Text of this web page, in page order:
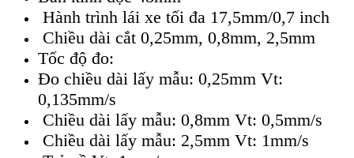
Hành trình lái xe tối đa 17,5mm/0,7 inch
Chiều dài cắt 0,25mm, 0,8mm, 2,5mm
Tốc độ đo:
Đo chiều dài lấy mẫu: 0,25mm Vt:
0,135mm/s
Chiều dài lấy mẫu: 0,8mm Vt: 0,5mm/s
Chiều dài lấy mẫu: 2,5mm Vt: 1mm/s